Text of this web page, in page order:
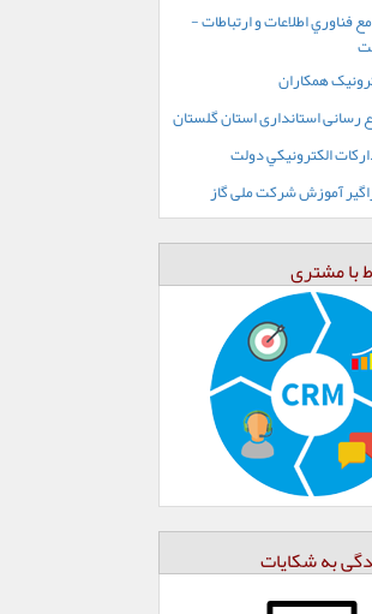
فناوري اطلاعات و ارتباطات -
همکاران
رسانی استانداری استان گلستان
الکترونيکي دولت
آموزش شرکت ملی گاز
با مشتری
به شکایات